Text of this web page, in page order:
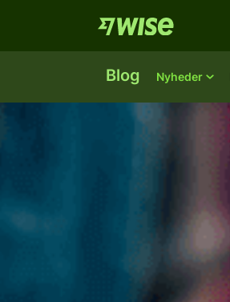
Blog Nyheder